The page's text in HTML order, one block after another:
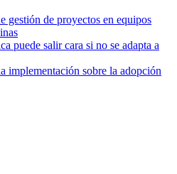
gestión de proyectos en equipos
puede salir cara si no se adapta a
implementación sobre la adopción